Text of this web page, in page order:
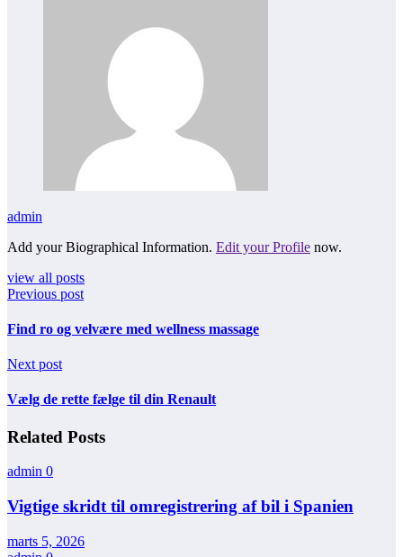
admin
Add your Biographical Information. Edit your Profile now.
view all posts
Previous post
Find ro og velvære med wellness massage
Next post
Vælg de rette fælge til din Renault
Related Posts
admin 0
Vigtige skridt til omregistrering af bil i Spanien
marts 5, 2026